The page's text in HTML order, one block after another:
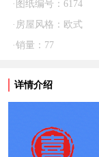
·图纸编号：6174
·房屋风格：欧式
·销量：77
详情介绍